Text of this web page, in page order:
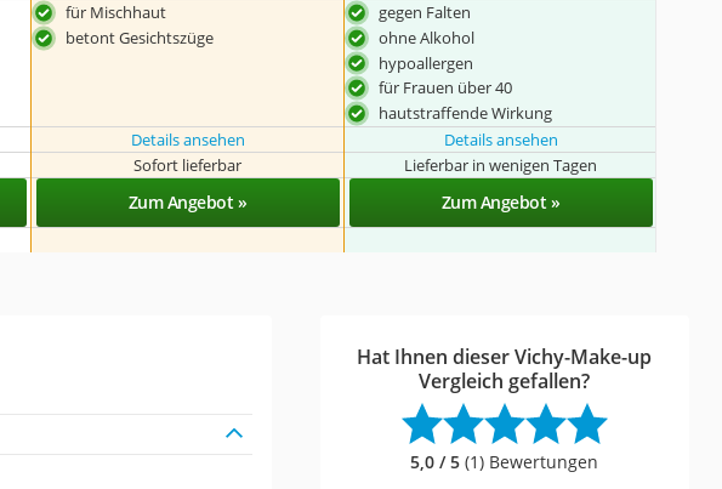
für Mischhaut
betont Gesichtszüge
gegen Falten
ohne Alkohol
hypoallergen
für Frauen über 40
hautstraffende Wirkung
Details ansehen
Details ansehen
Sofort lieferbar
Lieferbar in wenigen Tagen
Zum Angebot » Zum Angebot »
Hat Ihnen dieser Vichy-Make-up
Vergleich gefallen?
5,0 / 5 (1) Bewertungen